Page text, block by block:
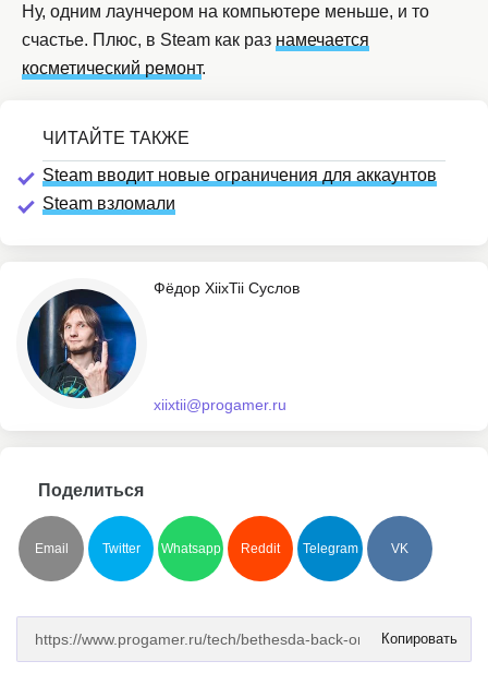
Ну, одним лаунчером на компьютере меньше, и то
счастье. Плюс, в Steam как раз намечается
косметический ремонт.
Steam вводит новые ограничения для аккаунтов
Steam взломали
Фёдор XiixTii Суслов
xiixtii@progamer.ru
Поделиться
Email Twitter Whatsapp Reddit Telegram VK
Копировать